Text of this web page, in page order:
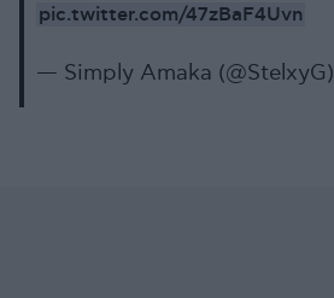
pic.twitter.com/47zBaF4Uvn
— Simply Amaka (@StelxyG)